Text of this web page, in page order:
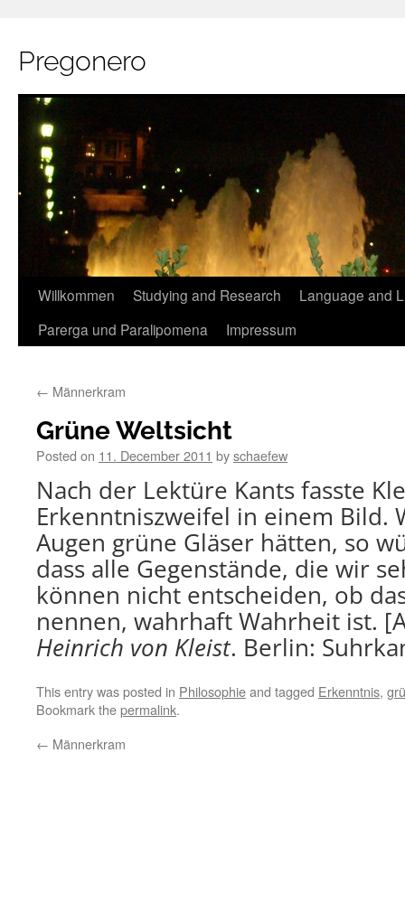
Pregonero
Skip
Willkommen Studying and Research
Language and
Parerga und Paralipomena
Impressum
← Männerkram
Grüne Weltsicht
Posted on 11. December 2011 byschaefew
Nach der Lektüre Kants fasste
Erkenntniszweifel in einem Bild.
Augen grüne Gläser hätten, so
dass alle Gegenstände, die wir
können nicht entscheiden, ob
nennen, wahrhaft Wahrheit ist.
Heinrich von Kleist. Berlin:
This entry was posted in Philosophieand tagged Erkenntnis,
Bookmark thepermalink.
← Männerkram